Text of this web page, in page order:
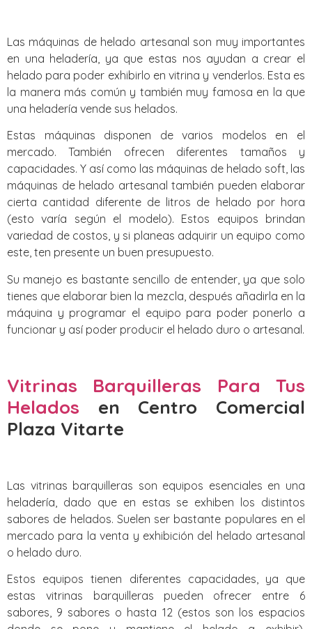
Las máquinas de helado artesanal son muy importantes
en una heladería, ya que estas nos ayudan a crear el
helado para poder exhibirlo en vitrina y venderlos. Esta es
la manera más común y también muy famosa en la que
una heladería vende sus helados.
Estas máquinas disponen de varios modelos en el
mercado. También ofrecen diferentes tamaños y
capacidades. Y así como las máquinas de helado soft, las
máquinas de helado artesanal también pueden elaborar
cierta cantidad diferente de litros de helado por hora
(esto varía según el modelo). Estos equipos brindan
variedad de costos, y si planeas adquirir un equipo como
este, ten presente un buen presupuesto.
Su manejo es bastante sencillo de entender, ya que solo
tienes que elaborar bien la mezcla, después añadirla en la
máquina y programar el equipo para poder ponerlo a
funcionar y así poder producir el helado duro o artesanal.
Vitrinas Barquilleras Para Tus
Helados en Centro Comercial
Plaza Vitarte
Las vitrinas barquilleras son equipos esenciales en una
heladería, dado que en estas se exhiben los distintos
sabores de helados. Suelen ser bastante populares en el
mercado para la venta y exhibición del helado artesanal
o helado duro.
Estos equipos tienen diferentes capacidades, ya que
estas vitrinas barquilleras pueden ofrecer entre 6
sabores, 9 sabores o hasta 12 (estos son los espacios